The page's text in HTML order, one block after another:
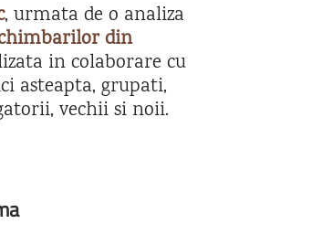
, urmata de o analiza
din
in colaborare cu
asteapta, grupati,
vechii si noii.